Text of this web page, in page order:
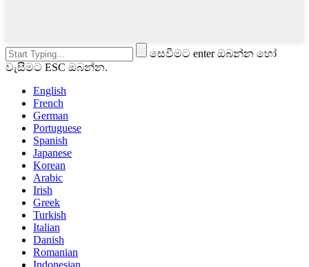
සෙවීමට enter ඔබන්න හෝ
වැසීමට ESC ඔබන්න.
English
French
German
Portuguese
Spanish
Japanese
Korean
Arabic
Irish
Greek
Turkish
Italian
Danish
Romanian